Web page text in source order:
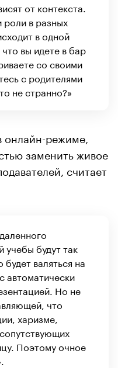
от контекста.
в разных
в одной
вы идете в бар
со своими
с родителями
не странно?»
онлайн-режиме,
заменить живое
считает
учебы будут так
валяться на
автоматически
Но не
что
харизме,
Поэтому очное